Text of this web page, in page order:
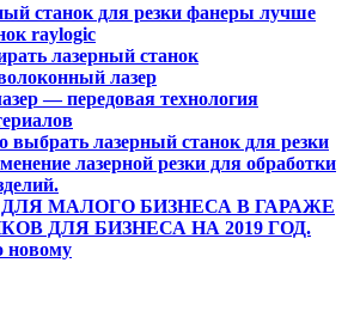
станок для резки фанеры лучше
raylogic
лазерный станок
лазер
— передовая технология
выбрать лазерный станок для резки
лазерной резки для обработки
ДЛЯ МАЛОГО БИЗНЕСА В ГАРАЖЕ
ДЛЯ БИЗНЕСА НА 2019 ГОД.
новому